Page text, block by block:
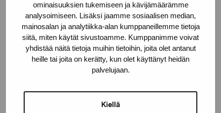
ominaisuuksien tukemiseen ja kävijämäärämme
analysoimiseen. Lisäksi jaamme sosiaalisen median,
mainosalan ja analytiikka-alan kumppaneillemme tietoja
siitä, miten käytät sivustoamme. Kumppanimme voivat
yhdistää näitä tietoja muihin tietoihin, joita olet antanut
heille tai joita on kerätty, kun olet käyttänyt heidän
palvelujaan.
Kiellä
Gustav Wasas gata 11
10600 Ekenäs
proartibus@proartibus.fi
+358 (0)50 371 6339